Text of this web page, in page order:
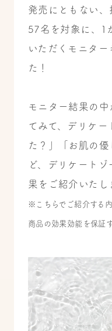
発売にともない
57名を対象に、1
いただくモニター
た！
モニター結果の
てみて、デリケー
た？」「お肌の
ど、デリケート
果をご紹介いたし
※こちらでご紹介する
商品の効果効能を保証